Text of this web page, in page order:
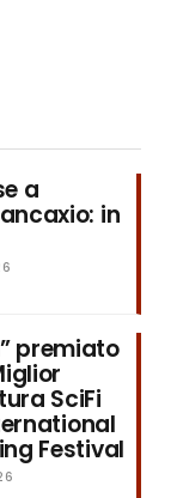
a
in
premiato
SciFi
Festival